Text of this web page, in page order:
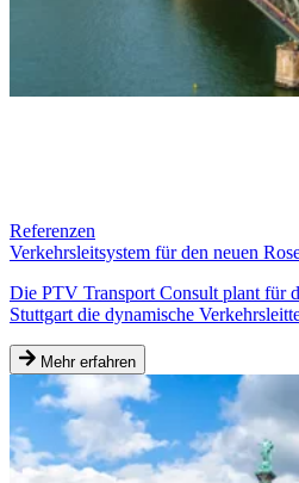
Referenzen
Verkehrsleitsystem für den neuen
Die PTV Transport Consult plant für
Stuttgart die dynamische
Mehr erfahren